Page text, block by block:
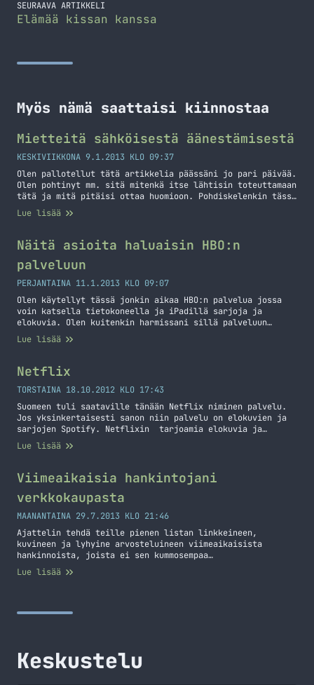
SEURAAVA ARTIKKELI
Elämää kissan kanssa
Myös nämä saattaisi kiinnostaa
Mietteitä sähköisestä äänestämisestä
KESKIVIIKKONA 9.1.2013 KLO 09:37
Olen pallotellut tätä artikkelia päässäni jo pari päivää.
Olen pohtinyt mm. sitä mitenkä itse lähtisin toteuttamaan
tätä ja mitä pitäisi ottaa huomioon. Pohdiskelenkin tässä
artikkelissa hieman sekalaisia asioita sähköisestä
äänestämisestä ja haluaisin myös teidän kommentteja
sähköinen äänestäminen ja siellä voit muuttaa mieltäsi
annetun ajan sisällä vaikka joka päivä. Siellä… Jatka
lukemista Mietteitä sähköisestä äänestämisestä
Lue lisää
Näitä asioita haluaisin HBO:n
palveluun
PERJANTAINA 11.1.2013 KLO 09:07
Olen käytellyt tässä jonkin aikaa HBO:n palvelua jossa
voin katsella tietokoneella ja iPadillä sarjoja ja
elokuvia. Olen kuitenkin harmissani sillä palveluun
tahtoisin muutaman parannuksen. En nykyisellään ajatellut
uusia tätä kokeilujakson jälkeen. Muistaisi mihin jäin
etusivulla seuraamani sarjan seuraavan jakson. Jos
katsoin esim. Game of Thronesin ensimmäisen kauden… Jatka
lukemista Näitä asioita haluaisin HBO:n palveluun
Lue lisää
Netflix
TORSTAINA 18.10.2012 KLO 17:43
Suomeen tuli saataville tänään Netflix niminen palvelu.
Jos yksinkertaisesti sanon niin palvelu on elokuvien ja
sarjojen Spotify. Netflixin tarjoamia elokuvia ja
sarjoja voit katsoa tietokoneella, tableteilla (ainakin
iPad) ja pelikonsoleilla (Xbox, PS3, Wii). Tarkemman
voit nähdä Netflixin omilta sivuilta. Nyt kun
rekisteröidyt niin saat kuukauden ajan käyttää ilmaiseksi
Netflixiä… Jatka lukemista Netflix
Lue lisää
Viimeaikaisia hankintojani
verkkokaupasta
MAANANTAINA 29.7.2013 KLO 21:46
Ajattelin tehdä teille pienen listan linkkeineen,
kuvineen ja lyhyine arvosteluineen viimeaikaisista
hankinnoista, joista ei sen kummosempaa
videota/artikkelia ole tullut. Tässä on kylläkin parin
kuukauden sisällä hankittuja roippeita, mutta kaikki ovat
halvemmalla tilattua kuin Suomesta – pitää vain jaksaa
Lue lisää
Keskustelu